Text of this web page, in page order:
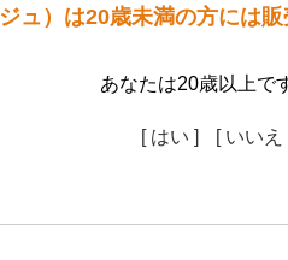
ジュ）は20歳未満の方には販
あなたは20歳以上で
[ はい ] [ いいえ